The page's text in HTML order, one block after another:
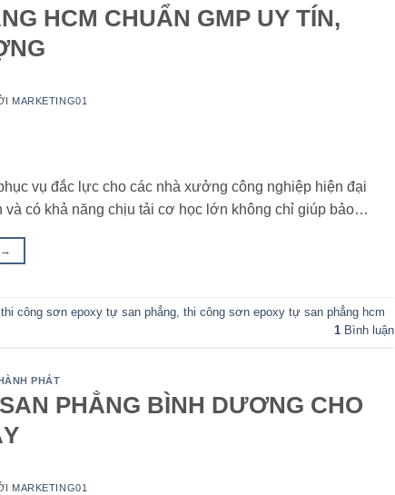
HCM CHUẨN GMP UY TÍN,
MARKETING01
vụ đắc lực cho các nhà xưởng công nghiệp hiện đại
và có khả năng chịu tải cơ học lớn không chỉ giúp bảo…
→
thi công sơn epoxy tự san phẳng, thi công sơn epoxy tự san phẳng hcm
1 Bình luận
PHÁT
PHẲNG BÌNH DƯƠNG CHO
MARKETING01